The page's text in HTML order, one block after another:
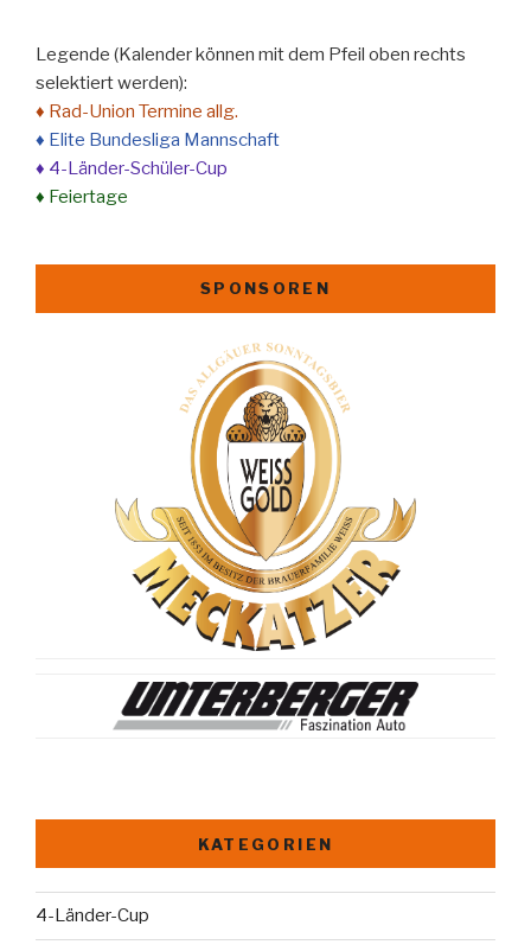
Legende (Kalender können mit dem Pfeil oben rechts
selektiert werden):
♦ Rad-Union Termine allg.
♦ Elite Bundesliga Mannschaft
♦ 4-Länder-Schüler-Cup
♦ Feiertage
SPONSOREN
KATEGORIEN
4-Länder-Cup